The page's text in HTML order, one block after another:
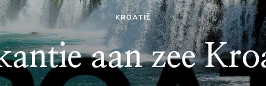
KROATIË
aan zee